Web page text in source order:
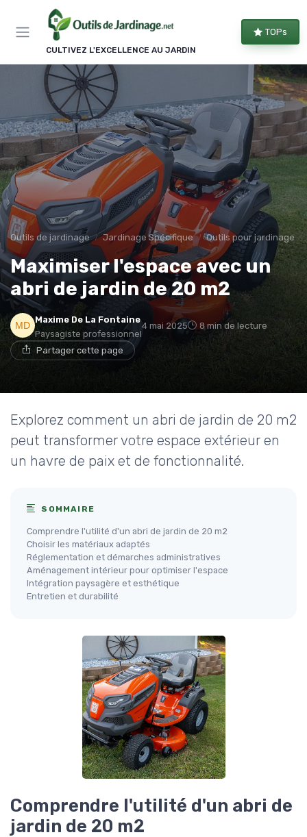
CULTIVEZ L'EXCELLENCE AU JARDIN
TOPs
Outils de jardinage Jardinage Spécifique Outils pour jardinage
Maximiser l'espace avec un
abri de jardin de 20 m2
Maxime De La Fontaine
Paysagiste professionnel
4 mai 2025 8 min de lecture
Partager cette page
Explorez comment un abri de jardin de 20 m2
peut transformer votre espace extérieur en
un havre de paix et de fonctionnalité.
SOMMAIRE
Comprendre l'utilité d'un abri de jardin de 20 m2
Choisir les matériaux adaptés
Réglementation et démarches administratives
Aménagement intérieur pour optimiser l'espace
Intégration paysagère et esthétique
Entretien et durabilité
Comprendre l'utilité d'un abri de
jardin de 20 m2
Panneau de gestion des cookies